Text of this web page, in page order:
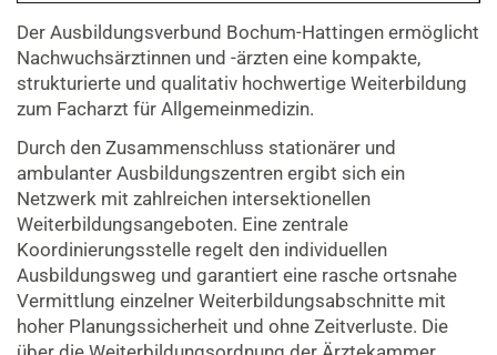
Der Ausbildungsverbund Bochum-Hattingen ermöglicht
Nachwuchsärztinnen und -ärzten eine kompakte,
strukturierte und qualitativ hochwertige Weiterbildung
zum Facharzt für Allgemeinmedizin.
Durch den Zusammenschluss stationärer und
ambulanter Ausbildungszentren ergibt sich ein
Netzwerk mit zahlreichen intersektionellen
Weiterbildungsangeboten. Eine zentrale
Koordinierungsstelle regelt den individuellen
Ausbildungsweg und garantiert eine rasche ortsnahe
Vermittlung einzelner Weiterbildungsabschnitte mit
hoher Planungssicherheit und ohne Zeitverluste. Die